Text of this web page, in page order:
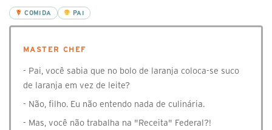
COMIDA PAI
MASTER CHEF
- Pai, você sabia que no bolo de laranja coloca-se suco
de laranja em vez de leite?
- Não, filho. Eu não entendo nada de culinária.
- Mas, você não trabalha na "Receita" Federal?!